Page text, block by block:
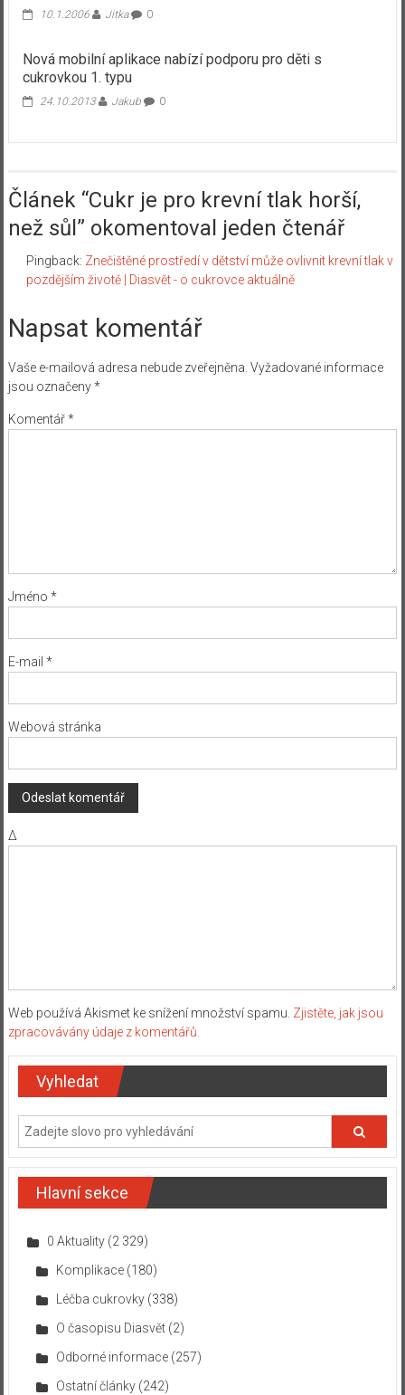
10.1.2006 Jitka 0
Nová mobilní aplikace nabízí podporu pro děti s
cukrovkou 1. typu
24.10.2013 Jakub 0
Článek “Cukr je pro krevní tlak horší,
než sůl” okomentoval jeden čtenář
Pingback: Znečištěné prostředí v dětství může ovlivnit krevní tlak v
pozdějším životě | Diasvět - o cukrovce aktuálně
Napsat komentář
Vaše e-mailová adresa nebude zveřejněna. Vyžadované informace
jsou označeny*
Komentář*
Jméno *
E-mail *
Webová stránka
Δ
Web používá Akismet ke snížení množství spamu. Zjistěte, jak jsou
zpracovávány údaje z komentářů.
Vyhledat
Hlavní sekce
0 Aktuality(2 329)
Komplikace(180)
Léčba cukrovky(338)
O časopisu Diasvět(2)
Odborné informace(257)
Ostatní články(242)